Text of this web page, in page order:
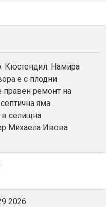
Кюстендил. Намира
е с плодни
правен ремонт на
яма.
селищна
Михаела Ивова
2026